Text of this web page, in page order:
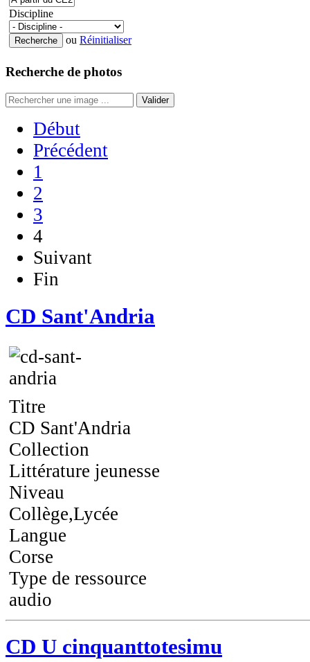
Discipline
ou Réinitialiser
Recherche de photos
Valider
Début
Précédent
1
2
3
4
Suivant
Fin
CD Sant'Andria
Titre
CD Sant'Andria
Collection
Littérature jeunesse
Niveau
Collège,Lycée
Langue
Corse
Type de ressource
audio
CD U cinquanttotesimu